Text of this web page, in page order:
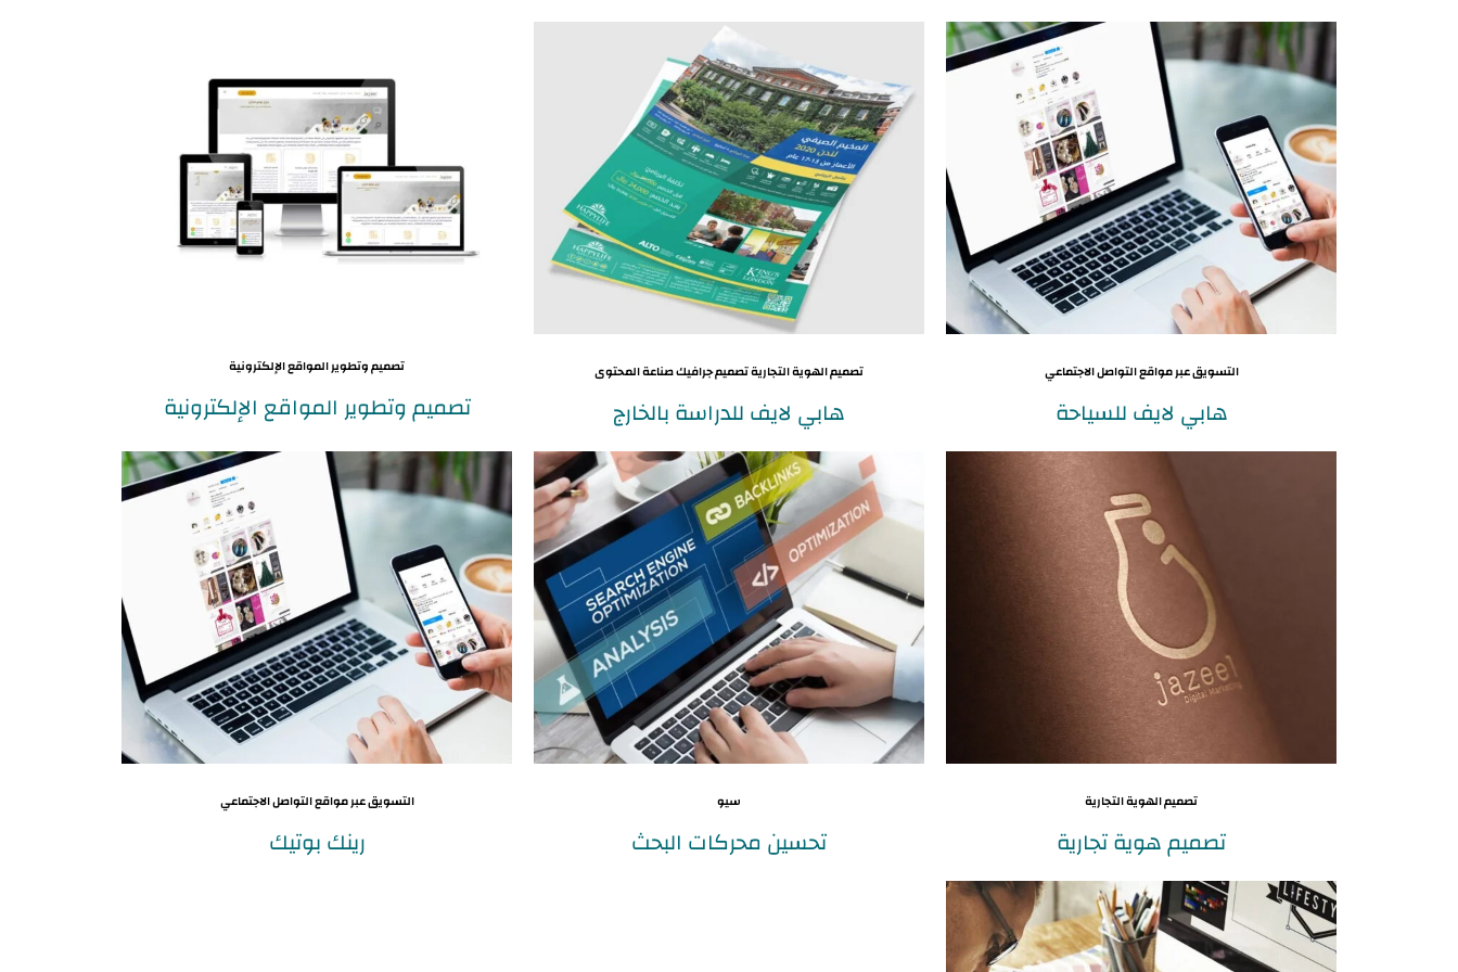
التسويق عبر مواقع التواصل الاجتماعي
هابي لايف للسياحة
تصميم الهوية التجارية تصميم جرافيك صناعة المحتوى
هابي لايف للدراسة بالخارج
تصميم وتطوير المواقع الإلكترونية
تصميم وتطوير المواقع الإلكترونية
تصميم الهوية التجارية
تصميم هوية تجارية
سيو
تحسين محركات البحث
التسويق عبر مواقع التواصل الاجتماعي
رينك بوتيك